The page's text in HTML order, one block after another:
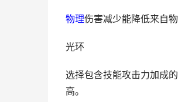
物理伤害减少能降低来自
光环
选择包含技能攻击力加成
高。